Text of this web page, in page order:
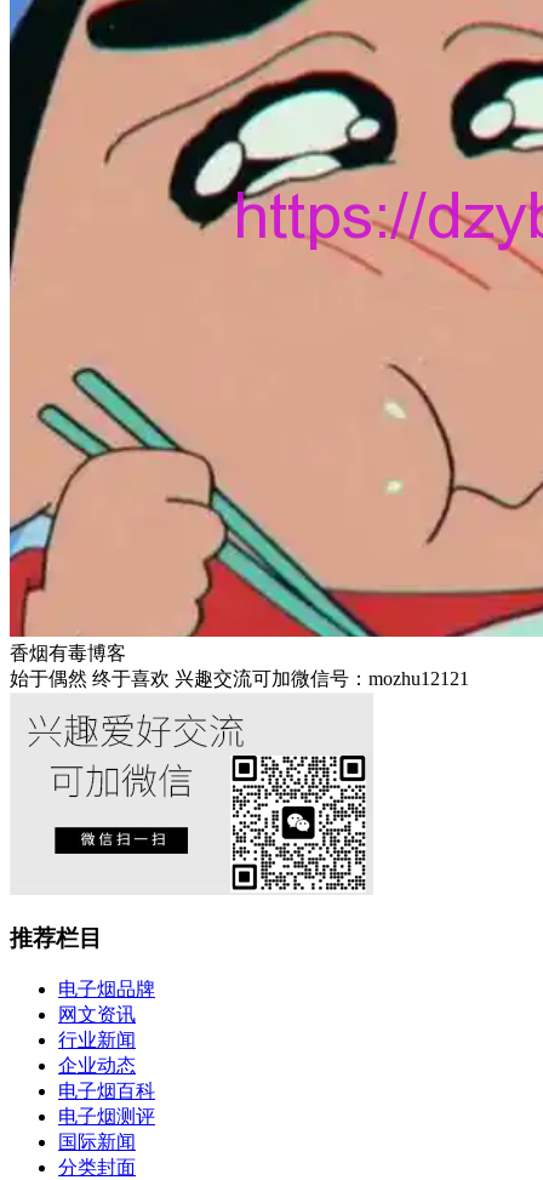
香烟有毒博客
始于偶然 终于喜欢 兴趣交流可加微信号：mozhu12121
推荐栏目
电子烟品牌
网文资讯
行业新闻
企业动态
电子烟百科
电子烟测评
国际新闻
分类封面